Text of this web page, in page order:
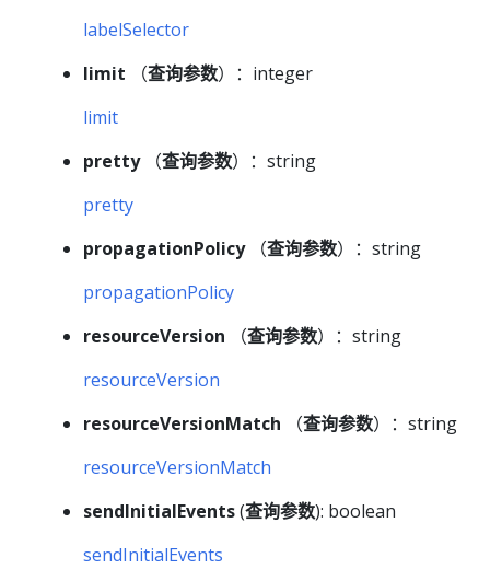
labelSelector
limit （查询参数）：integer
limit
pretty（查询参数）：string
pretty
propagationPolicy（查询参数）：string
propagationPolicy
resourceVersion （查询参数）：string
resourceVersion
resourceVersionMatch （查询参数）：string
resourceVersionMatch
sendInitialEvents(查询参数): boolean
sendInitialEvents